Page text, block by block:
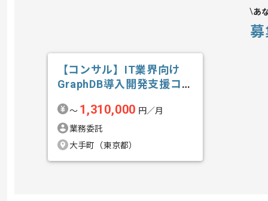
あ
【コンサル】IT業界向け
GraphDB導入開発支援コン
〜 1,310,000 円／月
業務委託
大手町（東京都）